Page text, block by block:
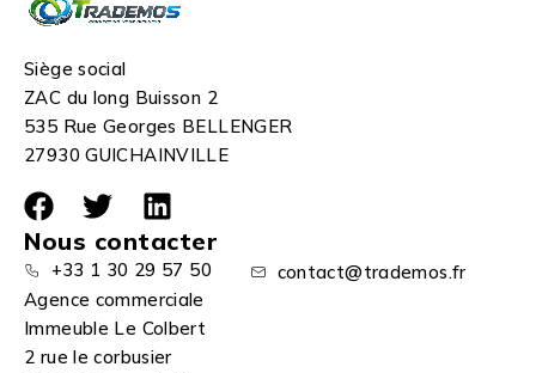
Siège social
ZAC du long Buisson 2
535 Rue Georges BELLENGER
27930 GUICHAINVILLE
Nous contacter
+33 1 30 29 57 50
contact@trademos.fr
Agence commerciale
Immeuble Le Colbert
2 rue le corbusier